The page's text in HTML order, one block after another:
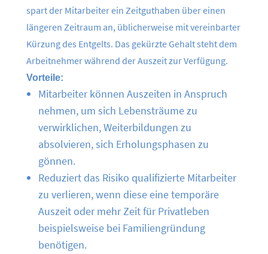
spart der Mitarbeiter ein Zeitguthaben über einen
längeren Zeitraum an, üblicherweise mit vereinbarter
Kürzung des Entgelts. Das gekürzte Gehalt steht dem
Arbeitnehmer während der Auszeit zur Verfügung.
Vorteile:
Mitarbeiter können Auszeiten in Anspruch
nehmen, um sich Lebensträume zu
verwirklichen, Weiterbildungen zu
absolvieren, sich Erholungsphasen zu
gönnen.
Reduziert das Risiko qualifizierte Mitarbeiter
zu verlieren, wenn diese eine temporäre
Auszeit oder mehr Zeit für Privatleben
beispielsweise bei Familiengründung
benötigen.